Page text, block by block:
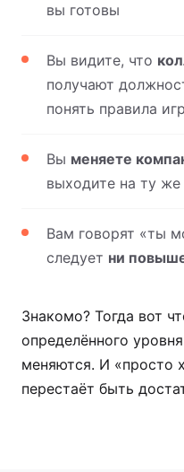
вы готовы
Вы видите, что
получают
понять правила
Вы меняете
выходите на ту
Вам говорят «ты
следует ни
Знакомо? Тогда вот
определённого
меняются. И «просто
перестаёт быть